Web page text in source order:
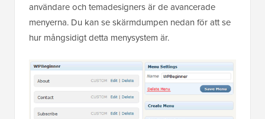
användare och temadesigners är de avancerade
menyerna. Du kan se skärmdumpen nedan för att se
hur mångsidigt detta menysystem är.